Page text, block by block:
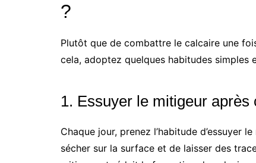
?
Plutôt que de combattre le calcaire une
cela, adoptez quelques habitudes simples
1. Essuyer le mitigeur après
Chaque jour, prenez l’habitude d’essuyer
sécher sur la surface et de laisser des